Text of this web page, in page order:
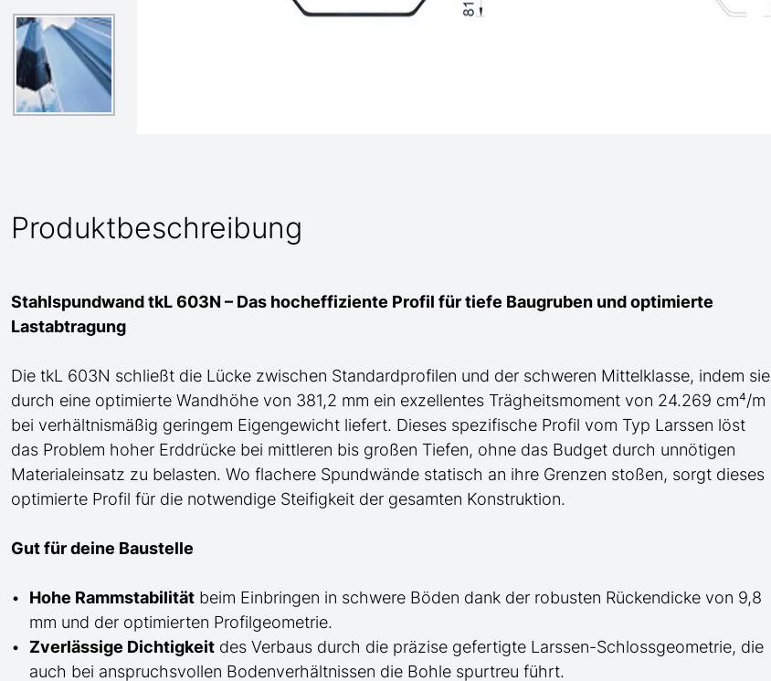
Produktbeschreibung
Stahlspundwand tkL 603N – Das hocheffiziente Profil für tiefe Baugruben und optimierte
Lastabtragung
Die tkL 603N schließt die Lücke zwischen Standardprofilen und der schweren Mittelklasse, indem sie
durch eine optimierte Wandhöhe von 381,2 mm ein exzellentes Trägheitsmoment von 24.269 cm⁴/m
bei verhältnismäßig geringem Eigengewicht liefert. Dieses spezifische Profil vom Typ Larssen löst
das Problem hoher Erddrücke bei mittleren bis großen Tiefen, ohne das Budget durch unnötigen
Materialeinsatz zu belasten. Wo flachere Spundwände statisch an ihre Grenzen stoßen, sorgt dieses
optimierte Profil für die notwendige Steifigkeit der gesamten Konstruktion.
Gut für deine Baustelle
Hohe Rammstabilität beim Einbringen in schwere Böden dank der robusten Rückendicke von 9,8
mm und der optimierten Profilgeometrie.
Zverlässige Dichtigkeit des Verbaus durch die präzise gefertigte Larssen-Schlossgeometrie, die
auch bei anspruchsvollen Bodenverhältnissen die Bohle spurtreu führt.